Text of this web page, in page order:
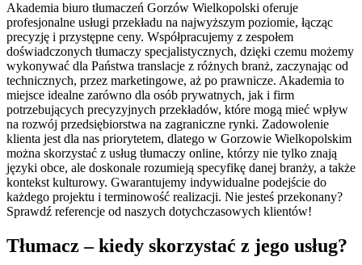
Akademia biuro tłumaczeń Gorzów Wielkopolski oferuje
profesjonalne usługi przekładu na najwyższym poziomie, łącząc
precyzję i przystępne ceny. Współpracujemy z zespołem
doświadczonych tłumaczy specjalistycznych, dzięki czemu możemy
wykonywać dla Państwa translacje z różnych branż, zaczynając od
technicznych, przez marketingowe, aż po prawnicze. Akademia to
miejsce idealne zarówno dla osób prywatnych, jak i firm
potrzebujących precyzyjnych przekładów, które mogą mieć wpływ
na rozwój przedsiębiorstwa na zagraniczne rynki. Zadowolenie
klienta jest dla nas priorytetem, dlatego w Gorzowie Wielkopolskim
można skorzystać z usług tłumaczy online, którzy nie tylko znają
języki obce, ale doskonale rozumieją specyfikę danej branży, a także
kontekst kulturowy. Gwarantujemy indywidualne podejście do
każdego projektu i terminowość realizacji. Nie jesteś przekonany?
Sprawdź referencje od naszych dotychczasowych klientów!
Tłumacz – kiedy skorzystać z jego usług?